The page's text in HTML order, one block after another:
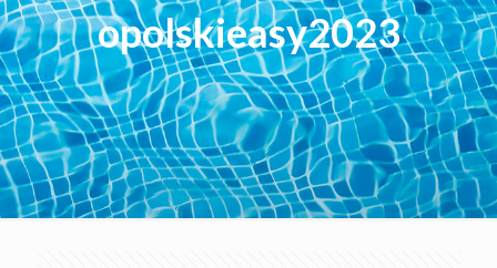
opolskieasy2023